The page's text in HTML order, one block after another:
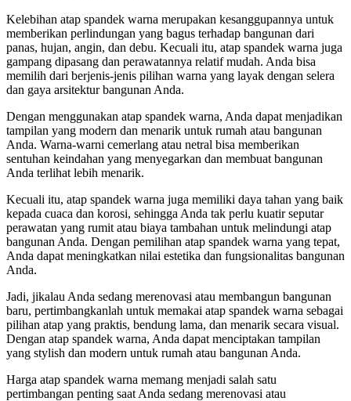
Kelebihan atap spandek warna merupakan kesanggupannya untuk
memberikan perlindungan yang bagus terhadap bangunan dari
panas, hujan, angin, dan debu. Kecuali itu, atap spandek warna juga
gampang dipasang dan perawatannya relatif mudah. Anda bisa
memilih dari berjenis-jenis pilihan warna yang layak dengan selera
dan gaya arsitektur bangunan Anda.
Dengan menggunakan atap spandek warna, Anda dapat menjadikan
tampilan yang modern dan menarik untuk rumah atau bangunan
Anda. Warna-warni cemerlang atau netral bisa memberikan
sentuhan keindahan yang menyegarkan dan membuat bangunan
Anda terlihat lebih menarik.
Kecuali itu, atap spandek warna juga memiliki daya tahan yang baik
kepada cuaca dan korosi, sehingga Anda tak perlu kuatir seputar
perawatan yang rumit atau biaya tambahan untuk melindungi atap
bangunan Anda. Dengan pemilihan atap spandek warna yang tepat,
Anda dapat meningkatkan nilai estetika dan fungsionalitas bangunan
Anda.
Jadi, jikalau Anda sedang merenovasi atau membangun bangunan
baru, pertimbangkanlah untuk memakai atap spandek warna sebagai
pilihan atap yang praktis, bendung lama, dan menarik secara visual.
Dengan atap spandek warna, Anda dapat menciptakan tampilan
yang stylish dan modern untuk rumah atau bangunan Anda.
Harga atap spandek warna memang menjadi salah satu
pertimbangan penting saat Anda sedang merenovasi atau